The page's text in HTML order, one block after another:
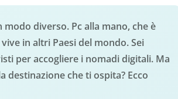
diverso. Pc alla mano, che è
in altri Paesi del mondo. Sei
per accogliere i nomadi digitali. Ma
destinazione che ti ospita? Ecco